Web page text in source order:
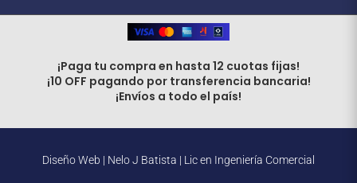
¡Paga tu compra en hasta 12 cuotas fijas!
¡10 OFF pagando por transferencia bancaria!
¡Envíos a todo el país!
Diseño Web | Nelo J Batista | Lic en Ingeniería Comercial